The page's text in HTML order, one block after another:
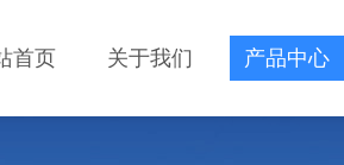
首页 关于我们 产品中心